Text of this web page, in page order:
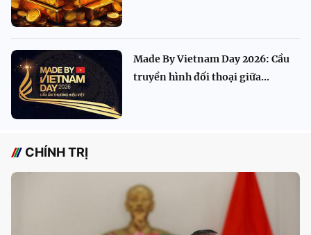
Made By Vietnam Day 2026: Cầu
truyền hình đối thoại giữa...
CHÍNH TRỊ